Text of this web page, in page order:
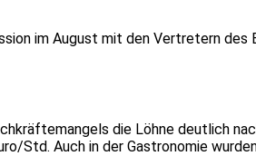
im August mit den Vertretern
die Löhne deutlich
Std. Auch in der Gastronomie